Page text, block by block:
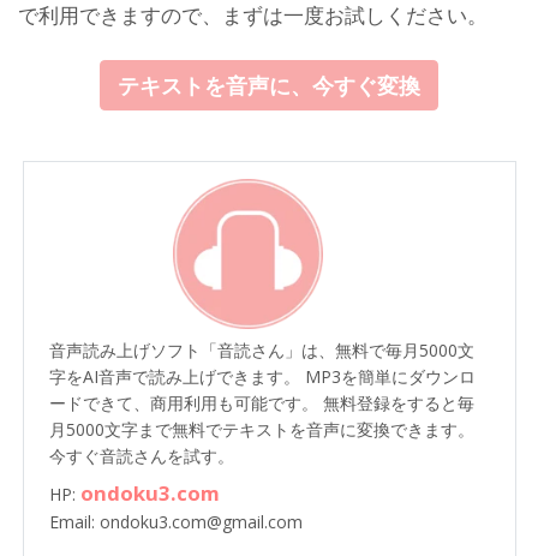
で利用できますので、まずは一度お試しください。
テキストを音声に、今すぐ変換
音声読み上げソフト「音読さん」は、無料で毎月5000文
字をAI音声で読み上げできます。 MP3を簡単にダウンロ
ードできて、商用利用も可能です。 無料登録をすると毎
月5000文字まで無料でテキストを音声に変換できます。
今すぐ音読さんを試す。
HP: ondoku3.com
Email: ondoku3.com@gmail.com